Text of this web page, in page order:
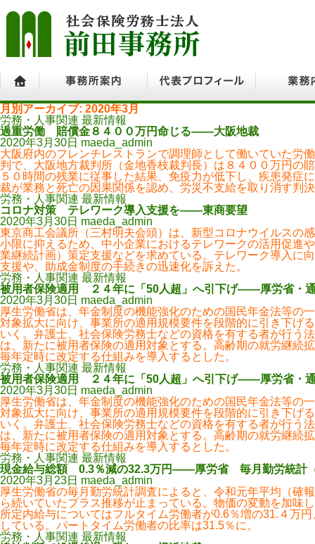
ホーム 事務所案内
月別アーカイブ: 2020年3月
労務・人事関連 最新情報
過重労働 賠償金８４００万円命じる――大阪地裁
2020年3月30日 maeda_admin
大阪府内のフレンチレストランで調理師として働いていた労
判で、大阪地方裁判所（金地香枝裁判長）は８４００万円の
５０時間の残業に従事した結果、免疫力が低下し、疾患発症
裁が業務と死亡の因果関係を認め、労災不支給を取り消す判
労務・人事関連 最新情報
コロナ対策 テレワーク導入支援を――東商要望
2020年3月30日 maeda_admin
東京商工会議所（三村明夫会頭）は、新型コロナウイルスの
小限に抑えるため、中小企業におけるテレワークの活用促進
業継続計画）策定支援などを求めている。テレワーク導入に
支援や、助成金制度の手続きの迅速化を訴えた。
労務・人事関連 最新情報
被用者保険適用 ２４年に「50人超」へ引下げ――厚労省・
2020年3月30日 maeda_admin
厚生労働省は、年金制度の機能強化のための国民年金法等の
対象拡大に向け、事業所の適用規模要件を段階的に引き下げ
いく。弁護士、社会保険労務士などの資格を有する者が行う
は、新たに被用者保険の適用対象とする。高齢期の就労継続
毎年定時に改定する仕組みを導入するとした。
労務・人事関連 最新情報
被用者保険適用 ２４年に「50人超」へ引下げ――厚労省・
2020年3月30日 maeda_admin
厚生労働省は、年金制度の機能強化のための国民年金法等の
対象拡大に向け、事業所の適用規模要件を段階的に引き下げ
いく。弁護士、社会保険労務士などの資格を有する者が行う
は、新たに被用者保険の適用対象とする。高齢期の就労継続
毎年定時に改定する仕組みを導入するとした。
労務・人事関連 最新情報
現金給与総額 0.3％減の32.3万円――厚労省 毎月勤労統計
2020年3月23日 maeda_admin
厚生労働省の毎月勤労統計調査によると、令和元年平均（確
ら続いていたプラス推移が止まっている。物価の変動を加味
所定内給与についてはフルタイム労働者が0.6％増の31.４万
している。パートタイム労働者の比率は31.5％に。
労務・人事関連 最新情報